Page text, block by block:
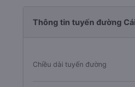
Thông tin tuyến đường
Chiều dài tuyến đường